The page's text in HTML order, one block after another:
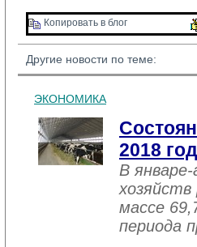
Копировать в блог
Другие новости по теме:
ЭКОНОМИКА
2018
В январе-
массе
периода